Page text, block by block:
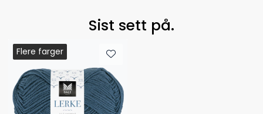
Sist sett på.
Flere farger
Flere farger
Flere farger